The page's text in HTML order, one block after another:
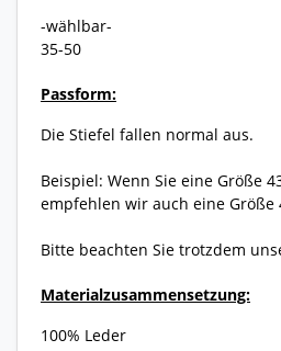
-wählbar-
35-50
Passform:
Die Stiefel fallen normal aus.
Beispiel: Wenn Sie eine Größe
empfehlen wir auch eine Größe
Bitte beachten Sie trotzdem
Materialzusammensetzung:
100% Leder